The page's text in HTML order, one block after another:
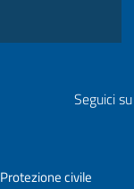
Seguici su
Protezione civile